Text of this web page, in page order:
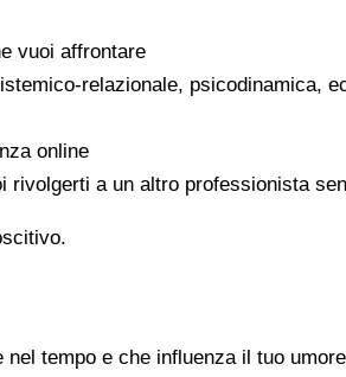
vuoi affrontare
relazionale, psicodinamica,
online
a un altro professionista
tempo e che influenza il tuo